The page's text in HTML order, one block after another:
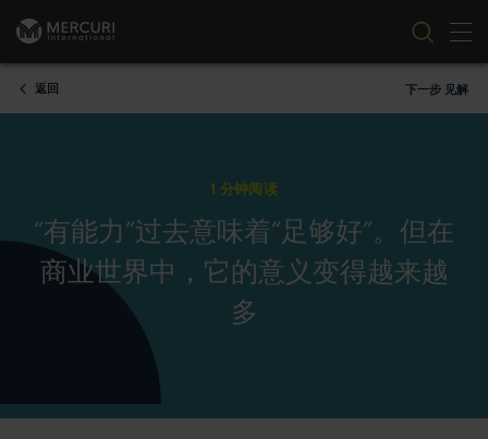
跳到内容
切
返回 下一步 见解
1 分钟阅读
“有能力”过去意味着“足够好”。但在
商业世界中，它的意义变得越来越
多